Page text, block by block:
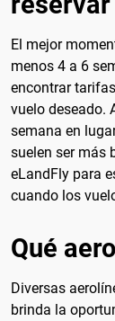
El mejor
menos 4 a 6
encontrar
vuelo deseado.
semana en
suelen ser más
eLandFly para
cuando los
Qué
Diversas
brinda la